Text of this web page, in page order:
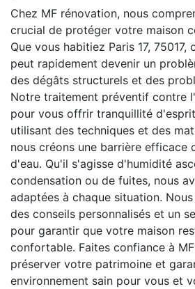
Chez MF rénovation, nous
crucial de protéger votre maison
Que vous habitiez Paris 17,
peut rapidement devenir un
des dégâts structurels et des
Notre traitement préventif contre
pour vous offrir tranquillité
utilisant des techniques et des
nous créons une barrière
d'eau. Qu'il s'agisse d'humidité
condensation ou de fuites, nous
adaptées à chaque situation.
des conseils personnalisés et un
pour garantir que votre maison
confortable. Faites confiance à
préserver votre patrimoine et
environnement sain pour vous et